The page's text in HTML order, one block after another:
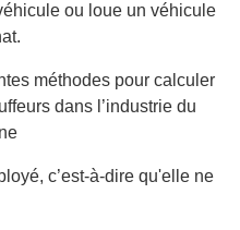
ou loue un véhicule
méthodes pour calculer
dans l’industrie du
c’est-à-dire qu'elle ne